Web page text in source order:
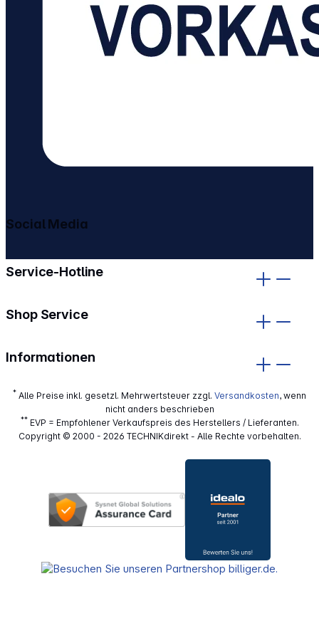
Service-Hotline
Shop Service
Informationen
Social Media
* Alle Preise inkl. gesetzl. Mehrwertsteuer zzgl. Versandkosten, wenn
nicht anders beschrieben
**EVP = Empfohlener Verkaufspreis des Herstellers / Lieferanten.
Copyright © 2000 - 2026 TECHNIKdirekt - Alle Rechte vorbehalten.